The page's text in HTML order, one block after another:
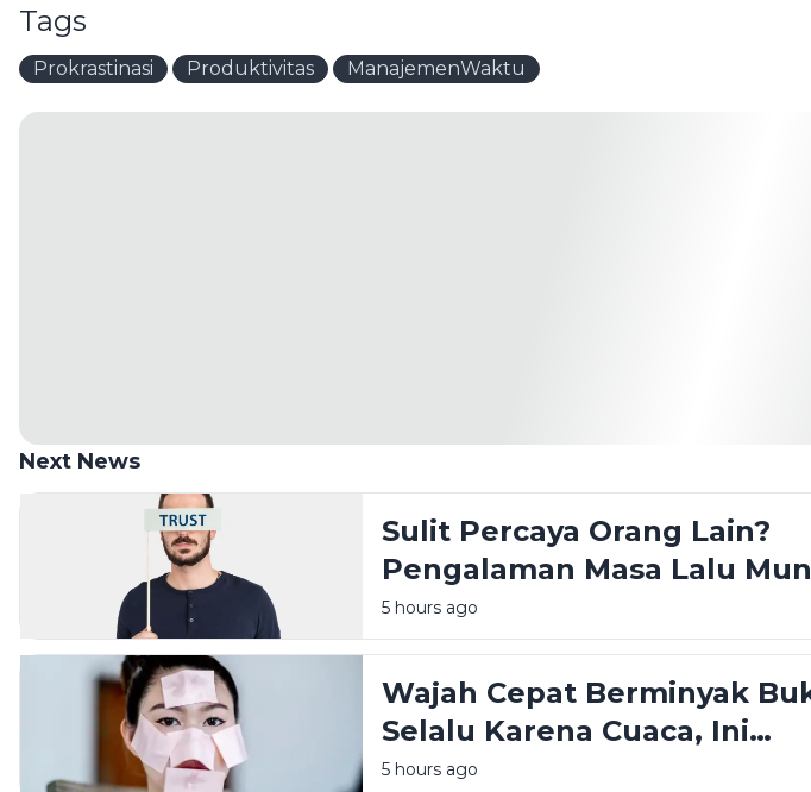
Tags
Prokrastinasi Produktivitas ManajemenWaktu
Next News
Sulit Percaya Orang Lain?
Pengalaman Masa Lalu
Punya Peran
5 hours ago
Wajah Cepat Berminyak
Selalu Karena Cuaca, Ini
Kemungkinan Penyebabnya
5 hours ago